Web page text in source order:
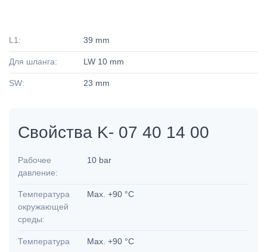
L1: 39 mm
Для шланга: LW 10 mm
SW: 23 mm
Свойства K- 07 40 14 00
Рабочее
давление:
10 bar
Температура
окружающей
среды:
Max. +90 °C
Температура
Max. +90 °C